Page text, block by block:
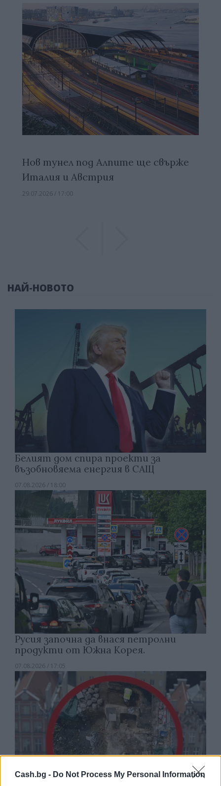
Cash.bg - Do Not Process My Personal Information
Нов тунел под Алпите ще свърже
Италия и Австрия
29.07.2026 / 17:00
НАЙ-НОВОТО
Белият дом спира проекти за
възобновяема енергия в САЩ
07.08.2026 / 18:00
Русия започна да внася петролни
продукти от Южна Корея.
07.08.2026 / 17:05